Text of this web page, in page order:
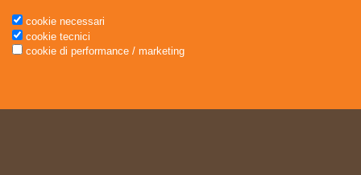
cookie necessari
cookie tecnici
cookie di performance / marketing